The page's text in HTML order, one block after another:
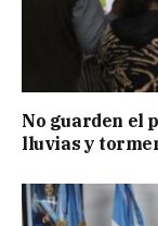
No guarden el
lluvias y